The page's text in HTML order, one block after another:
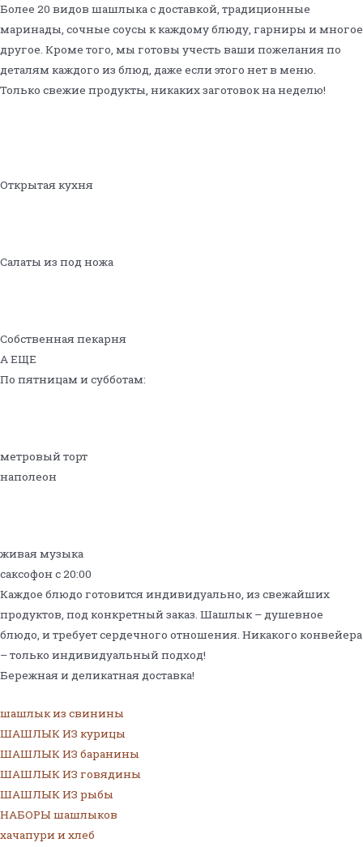
Более 20 видов шашлыка с доставкой, традиционные
маринады, сочные соусы к каждому блюду, гарниры и многое
другое. Кроме того, мы готовы учесть ваши пожелания по
деталям каждого из блюд, даже если этого нет в меню.
Только свежие продукты, никаких заготовок на неделю!
Открытая кухня
Салаты из под ножа
Собственная пекарня
А ЕЩЕ
По пятницам и субботам:
метровый торт
наполеон
живая музыка
саксофон с 20:00
Каждое блюдо готовится индивидуально, из свежайших
продуктов, под конкретный заказ. Шашлык – душевное
блюдо, и требует сердечного отношения. Никакого конвейера
– только индивидуальный подход!
Бережная и деликатная доставка!
шашлык из свинины
ШАШЛЫК ИЗ курицы
ШАШЛЫК ИЗ баранины
ШАШЛЫК ИЗ говядины
ШАШЛЫК ИЗ рыбы
НАБОРЫ шашлыков
хачапури и хлеб